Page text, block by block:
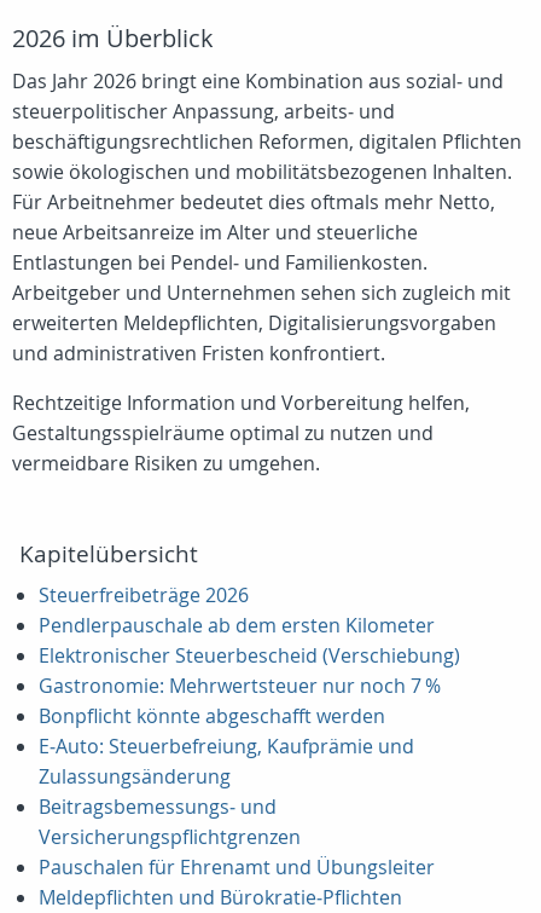
2026 im Überblick
Das Jahr 2026 bringt eine Kombination aus sozial‑ und
steuerpolitischer Anpassung, arbeits‑ und
beschäftigungsrechtlichen Reformen, digitalen Pflichten
sowie ökologischen und mobilitätsbezogenen Inhalten.
Für Arbeitnehmer bedeutet dies oftmals mehr Netto,
neue Arbeitsanreize im Alter und steuerliche
Entlastungen bei Pendel‑ und Familienkosten.
Arbeitgeber und Unternehmen sehen sich zugleich mit
erweiterten Meldepflichten, Digitalisierungsvorgaben
und administrativen Fristen konfrontiert.
Rechtzeitige Information und Vorbereitung helfen,
Gestaltungsspielräume optimal zu nutzen und
vermeidbare Risiken zu umgehen.
Kapitelübersicht
Steuerfreibeträge 2026
Pendlerpauschale ab dem ersten Kilometer
Elektronischer Steuerbescheid (Verschiebung)
Gastronomie: Mehrwertsteuer nur noch 7 %
Bonpflicht könnte abgeschafft werden
E‑Auto: Steuerbefreiung, Kaufprämie und
Zulassungsänderung
Beitragsbemessungs‑ und
Versicherungspflichtgrenzen
Pauschalen für Ehrenamt und Übungsleiter
Meldepflichten und Bürokratie‑Pflichten